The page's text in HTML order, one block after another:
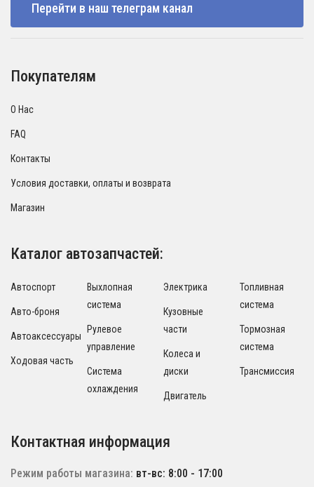
Перейти в наш телеграм канал
Покупателям
О Нас
FAQ
Контакты
Условия доставки, оплаты и возврата
Магазин
Каталог автозапчастей:
Автоспорт
Авто-броня
Автоаксессуары
Ходовая часть
Выхлопная
система
Рулевое
управление
Система
охлаждения
Электрика
Кузовные
части
Колеса и
диски
Двигатель
Топливная
система
Тормозная
система
Трансмиссия
Контактная информация
Режим работы магазина: вт-вс: 8:00 - 17:00